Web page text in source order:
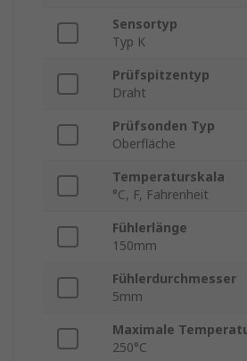
Sensortyp
Typ K
Prüfspitzentyp
Draht
Prüfsonden Typ
Oberfläche
Temperaturskala
°C, F, Fahrenheit
Fühlerlänge
150mm
Fühlerdurchmesser
5mm
Maximale
250°C